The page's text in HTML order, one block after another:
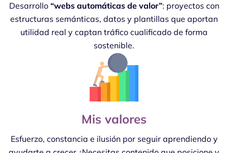
Desarrollo “webs automáticas de valor”: proyectos con
estructuras semánticas, datos y plantillas que aportan
utilidad real y captan tráfico cualificado de forma
sostenible.
Mis valores
Esfuerzo, constancia e ilusión por seguir aprendiendo y